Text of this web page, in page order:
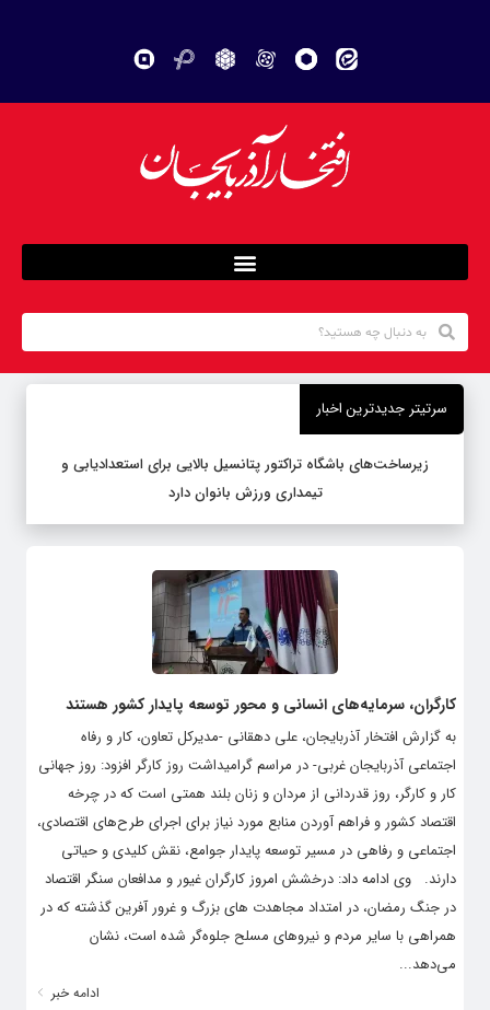
سرتیتر جدیدترین اخبار
زیرساخت‌های باشگاه تراکتور پتانسیل بالایی برای استعدادیابی و
تیمداری ورزش بانوان دارد
کارگران، سرمایه‌های انسانی و محور توسعه پایدار کشور هستند
به گزارش افتخار آذربایجان، علی دهقانی -مدیرکل تعاون، کار و رفاه
اجتماعی آذربایجان غربی- در مراسم گرامیداشت روز کارگر افزود: روز جهانی
کار و کارگر، روز قدردانی از مردان و زنان بلند همتی است که در چرخه
اقتصاد کشور و فراهم آوردن منابع مورد نیاز برای اجرای طرح‌های اقتصادی،
اجتماعی و رفاهی در مسیر توسعه پایدار جوامع، نقش کلیدی و حیاتی
دارند. وی ادامه داد: درخشش امروز کارگران غیور و مدافعان سنگر اقتصاد
در جنگ رمضان، در امتداد مجاهدت های بزرگ و غرور آفرین گذشته که در
همراهی با سایر مردم و نیروهای مسلح جلوه‌گر شده است، نشان
می‌دهد...
ادامه خبر